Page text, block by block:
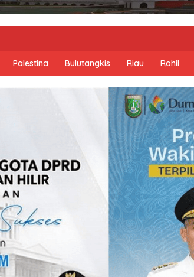
Palestina Bulutangkis Riau Rohil